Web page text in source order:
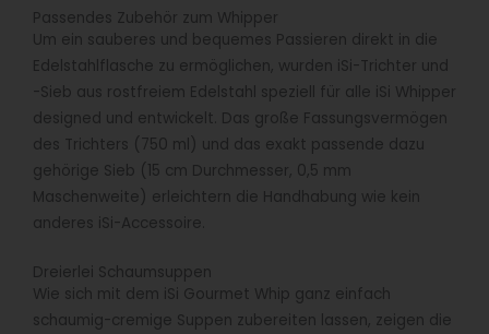
Passendes Zubehör zum Whipper
Um ein sauberes und bequemes Passieren direkt in die
Edelstahlflasche zu ermöglichen, wurden iSi-Trichter und
-Sieb aus rostfreiem Edelstahl speziell für alle iSi Whipper
designed und entwickelt. Das große Fassungsvermögen
des Trichters (750 ml) und das exakt passende dazu
gehörige Sieb (15 cm Durchmesser, 0,5 mm
Maschenweite) erleichtern die Handhabung wie kein
anderes iSi-Accessoire.
Dreierlei Schaumsuppen
Wie sich mit dem iSi Gourmet Whip ganz einfach
schaumig-cremige Suppen zubereiten lassen, zeigen die